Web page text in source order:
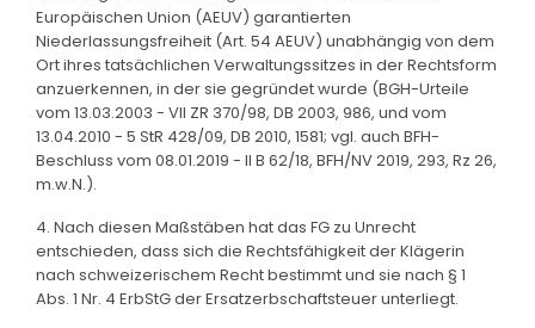
Europäischen Union (AEUV) garantierten
Niederlassungsfreiheit (Art. 54 AEUV) unabhängig von dem
Ort ihres tatsächlichen Verwaltungssitzes in der Rechtsform
anzuerkennen, in der sie gegründet wurde (BGH-Urteile
vom 13.03.2003 - VII ZR 370/98, DB 2003, 986, und vom
13.04.2010 - 5 StR 428/09, DB 2010, 1581; vgl. auch BFH-
Beschluss vom 08.01.2019 - II B 62/18, BFH/NV 2019, 293, Rz 26,
m.w.N.).
4. Nach diesen Maßstäben hat das FG zu Unrecht
entschieden, dass sich die Rechtsfähigkeit der Klägerin
nach schweizerischem Recht bestimmt und sie nach § 1
Abs. 1 Nr. 4 ErbStG der Ersatzerbschaftsteuer unterliegt.